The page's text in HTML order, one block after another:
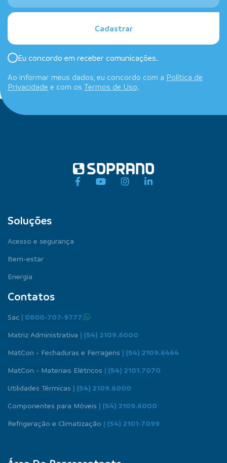
Cadastrar
Eu concordo em receber comunicações.
Ao informar meus dados, eu concordo com a Política de
Privacidade e com os Termos de Uso.
Soluções
Acesso e segurança
Bem-estar
Energia
Contatos
Sac | 0800-707-9777
Matriz Administrativa | (54) 2109.6000
MatCon - Fechaduras e Ferragens | (54) 2109.6464
MatCon - Materiais Elétricos | (54) 2101.7070
Utilidades Térmicas | (54) 2109.6000
Componentes para Móveis | (54) 2109.6000
Refrigeração e Climatização | (54) 2101-7099